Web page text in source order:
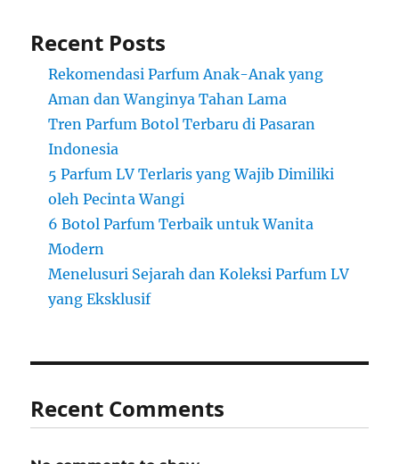
Recent Posts
Rekomendasi Parfum Anak-Anak yang
Aman dan Wanginya Tahan Lama
Tren Parfum Botol Terbaru di Pasaran
Indonesia
5 Parfum LV Terlaris yang Wajib Dimiliki
oleh Pecinta Wangi
6 Botol Parfum Terbaik untuk Wanita
Modern
Menelusuri Sejarah dan Koleksi Parfum LV
yang Eksklusif
Recent Comments